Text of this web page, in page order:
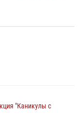
"Каникулы с